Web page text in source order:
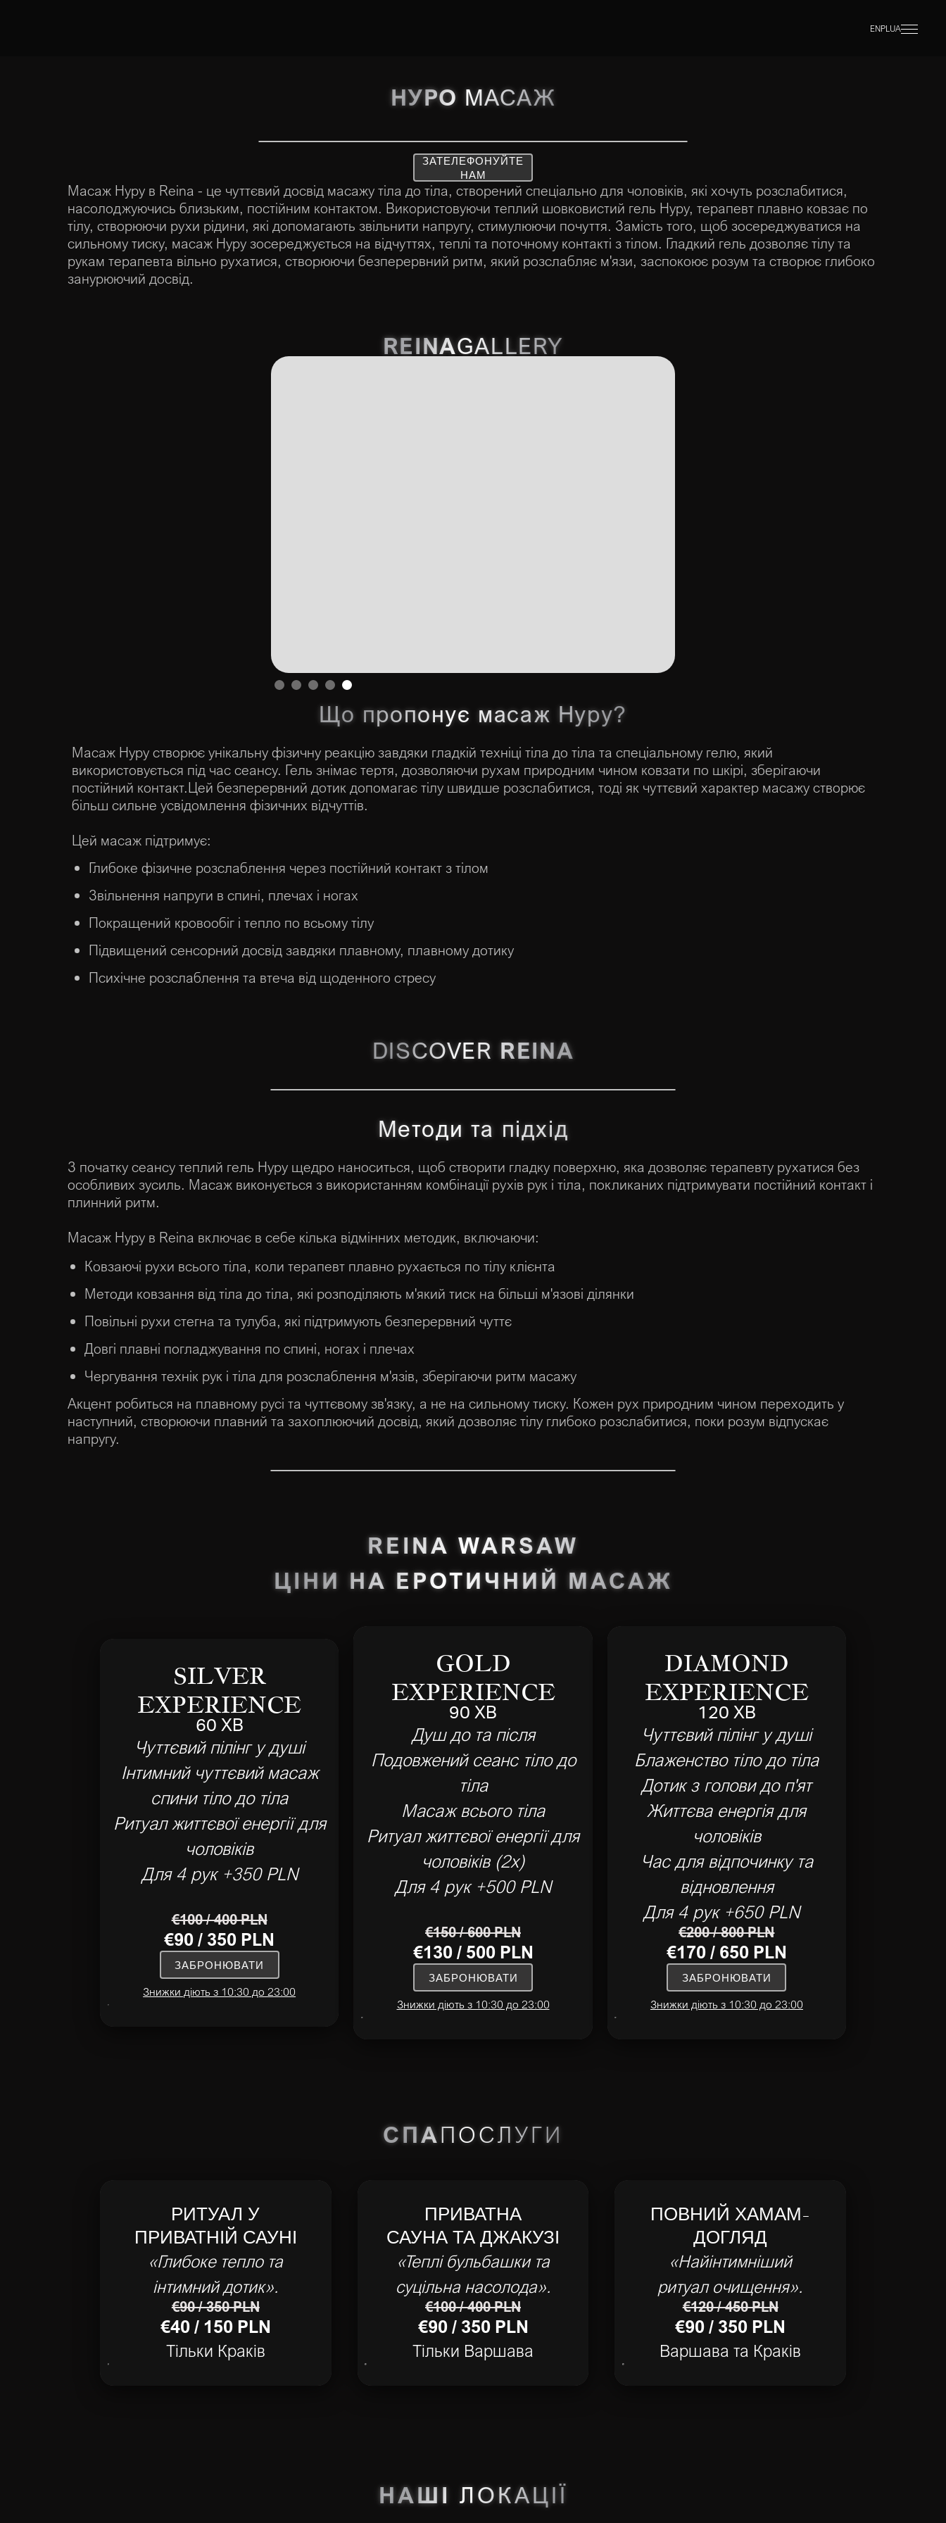
ENPLUA
НУРО МАСАЖ
ЗАТЕЛЕФОНУЙТЕ
НАМ
Масаж Нуру в Reina - це чуттєвий досвід масажу тіла до тіла, створений спеціально для чоловіків, які хочуть розслабитися,
насолоджуючись близьким, постійним контактом. Використовуючи теплий шовковистий гель Нуру, терапевт плавно ковзає по
тілу, створюючи рухи рідини, які допомагають звільнити напругу, стимулюючи почуття. Замість того, щоб зосереджуватися на
сильному тиску, масаж Нуру зосереджується на відчуттях, теплі та поточному контакті з тілом. Гладкий гель дозволяє тілу та
рукам терапевта вільно рухатися, створюючи безперервний ритм, який розслабляє м'язи, заспокоює розум та створює глибоко
занурюючий досвід.
REINAGALLERY
Slide 1 of 5.
Що пропонує масаж Нуру?
Масаж Нуру створює унікальну фізичну реакцію завдяки гладкій техніці тіла до тіла та спеціальному гелю, який
використовується під час сеансу. Гель знімає тертя, дозволяючи рухам природним чином ковзати по шкірі, зберігаючи
постійний контакт.Цей безперервний дотик допомагає тілу швидше розслабитися, тоді як чуттєвий характер масажу створює
більш сильне усвідомлення фізичних відчуттів.
Цей масаж підтримує:
Глибоке фізичне розслаблення через постійний контакт з тілом
Звільнення напруги в спині, плечах і ногах
Покращений кровообіг і тепло по всьому тілу
Підвищений сенсорний досвід завдяки плавному, плавному дотику
Психічне розслаблення та втеча від щоденного стресу
DISCOVER REINA
Методи та підхід
З початку сеансу теплий гель Нуру щедро наноситься, щоб створити гладку поверхню, яка дозволяє терапевту рухатися без
особливих зусиль. Масаж виконується з використанням комбінації рухів рук і тіла, покликаних підтримувати постійний контакт і
плинний ритм.
Масаж Нуру в Reina включає в себе кілька відмінних методик, включаючи:
Ковзаючі рухи всього тіла, коли терапевт плавно рухається по тілу клієнта
Методи ковзання від тіла до тіла, які розподіляють м'який тиск на більші м'язові ділянки
Повільні рухи стегна та тулуба, які підтримують безперервний чуттє
Довгі плавні погладжування по спині, ногах і плечах
Чергування технік рук і тіла для розслаблення м'язів, зберігаючи ритм масажу
Акцент робиться на плавному русі та чуттєвому зв'язку, а не на сильному тиску. Кожен рух природним чином переходить у
наступний, створюючи плавний та захоплюючий досвід, який дозволяє тілу глибоко розслабитися, поки розум відпускає
напругу.
REINA WARSAW
ЦІНИ НА ЕРОТИЧНИЙ МАСАЖ
SILVER
EXPERIENCE
60 ХВ
Чуттєвий пілінг у душі
Інтимний чуттєвий масаж
спини тіло до тіла
Ритуал життєвої енергії для
чоловіків
Для 4 рук +350 PLN
€100 / 400 PLN
€90 / 350 PLN
ЗАБРОНЮВАТИ
Знижки діють з 10:30 до 23:00
GOLD
EXPERIENCE
90 ХВ
Душ до та після
Подовжений сеанс тіло до
тіла
Масаж всього тіла
Ритуал життєвої енергії для
чоловіків (2x)
Для 4 рук +500 PLN
€150 / 600 PLN
€130 / 500 PLN
ЗАБРОНЮВАТИ
Знижки діють з 10:30 до 23:00
DIAMOND
EXPERIENCE
120 ХВ
Чуттєвий пілінг у душі
Блаженство тіло до тіла
Дотик з голови до п'ят
Життєва енергія для
чоловіків
Час для відпочинку та
відновлення
Для 4 рук +650 PLN
€200 / 800 PLN
€170 / 650 PLN
ЗАБРОНЮВАТИ
Знижки діють з 10:30 до 23:00
СПАПОСЛУГИ
РИТУАЛ У
ПРИВАТНІЙ САУНІ
«Глибоке тепло та
інтимний дотик».
€90 / 350 PLN
€40 / 150 PLN
Тільки Краків
ПРИВАТНА
САУНА ТА ДЖАКУЗІ
«Теплі бульбашки та
суцільна насолода».
€100 / 400 PLN
€90 / 350 PLN
Тільки Варшава
ПОВНИЙ ХАМАМ-
ДОГЛЯД
«Найінтимніший
ритуал очищення».
€120 / 450 PLN
€90 / 350 PLN
Варшава та Краків
НАШІ ЛОКАЦІЇ